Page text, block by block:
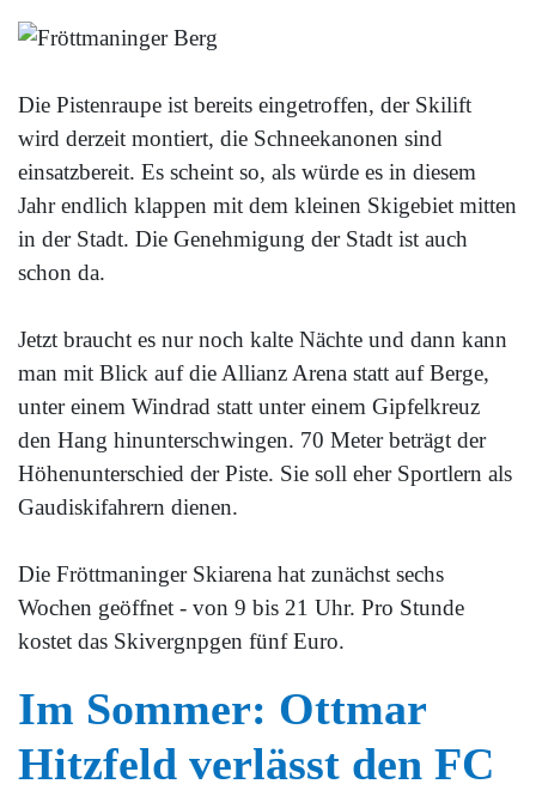
Die Pistenraupe ist bereits eingetroffen, der Skilift
wird derzeit montiert, die Schneekanonen sind
einsatzbereit. Es scheint so, als würde es in diesem
Jahr endlich klappen mit dem kleinen Skigebiet mitten
in der Stadt. Die Genehmigung der Stadt ist auch
schon da.
Jetzt braucht es nur noch kalte Nächte und dann kann
man mit Blick auf die Allianz Arena statt auf Berge,
unter einem Windrad statt unter einem Gipfelkreuz
den Hang hinunterschwingen. 70 Meter beträgt der
Höhenunterschied der Piste. Sie soll eher Sportlern als
Gaudiskifahrern dienen.
Die Fröttmaninger Skiarena hat zunächst sechs
Wochen geöffnet - von 9 bis 21 Uhr. Pro Stunde
kostet das Skivergnpgen fünf Euro.
Im Sommer: Ottmar
Hitzfeld verlässt den FC